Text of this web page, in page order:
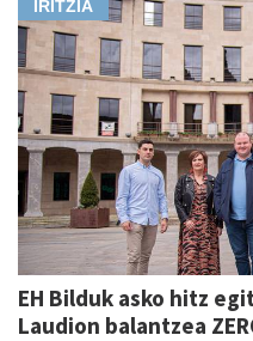
IRITZIA
EH Bilduk asko hitz
Laudion balantzea